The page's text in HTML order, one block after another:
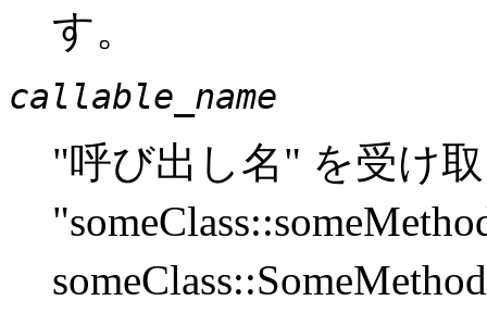
す。
callable_name
"呼び出し名" を受け